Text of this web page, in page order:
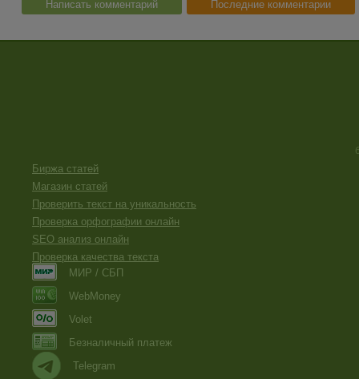
Написать комментарий Последние комментарии
Биржа статей
Магазин статей
Проверить текст на уникальность
Проверка орфографии онлайн
SEO анализ онлайн
Проверка качества текста
МИР / СБП
WebMoney
Volet
Безналичный платеж
Telegram